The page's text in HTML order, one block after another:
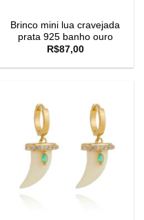
Brinco mini lua cravejada
prata 925 banho ouro
R$87,00